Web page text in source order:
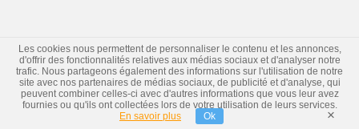
Les cookies nous permettent de personnaliser le contenu et les annonces,
d'offrir des fonctionnalités relatives aux médias sociaux et d'analyser notre
trafic. Nous partageons également des informations sur l'utilisation de notre
site avec nos partenaires de médias sociaux, de publicité et d'analyse, qui
peuvent combiner celles-ci avec d'autres informations que vous leur avez
fournies ou qu'ils ont collectées lors de votre utilisation de leurs services.
En savoir plus
Ok ×